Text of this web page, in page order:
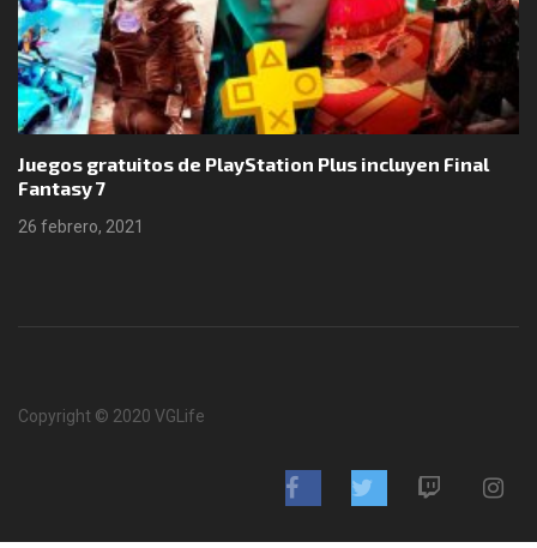
Juegos gratuitos de PlayStation Plus incluyen Final
Fantasy 7
26 febrero, 2021
Copyright © 2020 VGLife